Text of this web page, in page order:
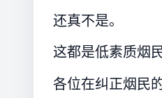
还真不是。
这都是低素质烟
各位在纠正烟民